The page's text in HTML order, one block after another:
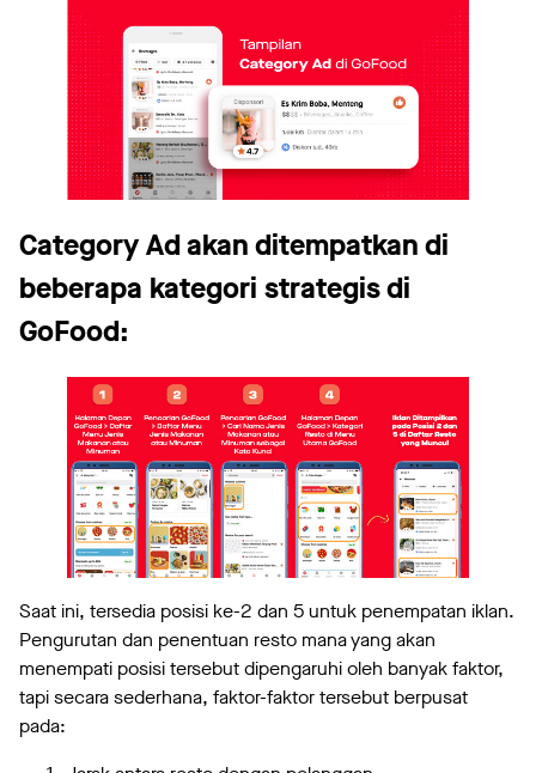
Category Ad akan ditempatkan di
beberapa kategori strategis di
GoFood:
Saat ini, tersedia posisi ke-2 dan 5 untuk penempatan iklan.
Pengurutan dan penentuan resto mana yang akan
menempati posisi tersebut dipengaruhi oleh banyak faktor,
tapi secara sederhana, faktor-faktor tersebut berpusat
pada: